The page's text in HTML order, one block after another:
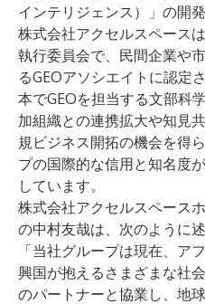
インテリジェンス）」の開
株式会社アクセルスペース
執行委員会で、民間企業や
るGEOアソシエイトに認定
本でGEOを担当する文部科
加組織との連携拡大や知見
規ビジネス開拓の機会を得
プの国際的な信用と知名度
しています。
株式会社アクセルスペース
の中村友哉は、次のように述
「当社グループは現在、ア
興国が抱えるさまざまな社
のパートナーと協業し、地